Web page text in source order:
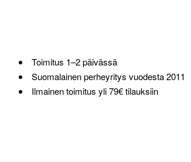
Toimitus 1–2 päivässä
Suomalainen perheyritys vuodesta 2011
Ilmainen toimitus yli 79€ tilauksiin